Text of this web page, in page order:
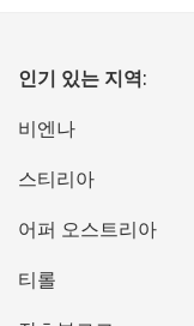
인기 있는 지역:
비엔나
스티리아
어퍼 오스트리아
티롤